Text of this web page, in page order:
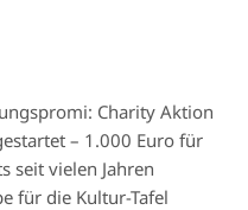
Charity Aktion
– 1.000 Euro für
seit vielen Jahren
für die Kultur-Tafel